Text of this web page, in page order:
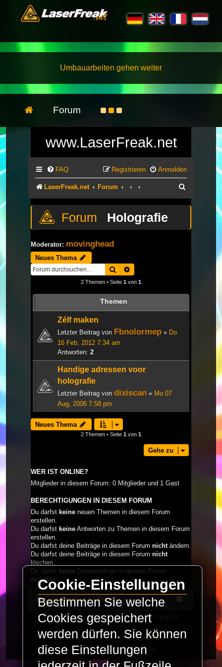
Umbauarbeiten gehen weiter
Forum
www.LaserFreak.net
FAQ Anmelden
Registrieren
LaserFreak.net Forum
Holografie
Moderator: movinghead
Neues Thema
Suche
2 Themen • Seite 1 von 1
Themen
Zélf maken
Letzter Beitrag von Fbnolormep « Do
16 Feb, 2012 7:34 am
Antworten: 2
Handige adressen voor
holografie
Letzter Beitrag von dixiscan « Mo 07
Aug, 2006 7:58 pm
Neues Thema
2 Themen • Seite 1 von 1
Gehe zu
WER IST ONLINE?
Mitglieder in diesem Forum: 0 Mitglieder und 1 Gast
BERECHTIGUNGEN IN DIESEM FORUM
Du darfst keine neuen Themen in diesem Forum
erstellen.
Du darfst keine Antworten zu Themen in diesem Forum
erstellen.
Du darfst deine Beiträge in diesem Forum nichtändern.
Du darfst deine Beiträge in diesem Forum nicht
löschen.
Du darfst keine Dateianhänge in diesem Forum
erstellen.
LaserFreak.net Forum
Powered byphpBB® Forum Software © phpBB
Limited
Deutsche Übersetzung durchphpBB.de
PRIVACY_LINK | TERMS_LINK
Cookie-Einstellungen
Bestimmen Sie welche
Cookies gespeichert
werden dürfen. Sie können
diese Einstellungen